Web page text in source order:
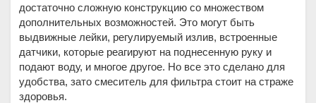
достаточно сложную конструкцию со множеством
дополнительных возможностей. Это могут быть
выдвижные лейки, регулируемый излив, встроенные
датчики, которые реагируют на поднесенную руку и
подают воду, и многое другое. Но все это сделано для
удобства, зато смеситель для фильтра стоит на страже
здоровья.